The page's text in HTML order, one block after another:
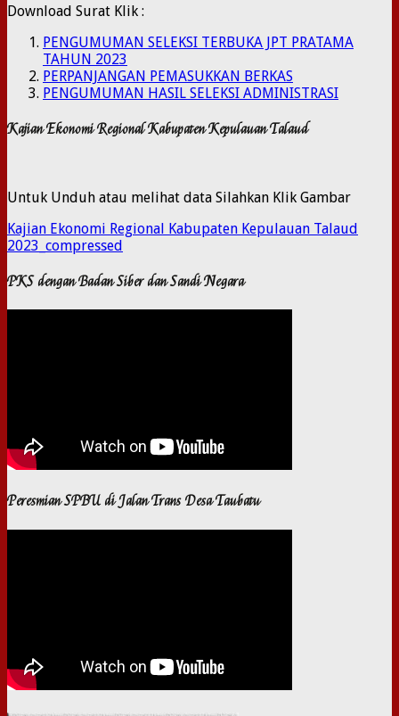
Download Surat Klik :
PENGUMUMAN SELEKSI TERBUKA JPT PRATAMA
TAHUN 2023
PERPANJANGAN PEMASUKKAN BERKAS
PENGUMUMAN HASIL SELEKSI ADMINISTRASI
Kajian Ekonomi Regional Kabupaten Kepulauan Talaud
Untuk Unduh atau melihat data Silahkan Klik Gambar
Kajian Ekonomi Regional Kabupaten Kepulauan Talaud
2023_compressed
PKS dengan Badan Siber dan Sandi Negara
Peresmian SPBU di Jalan Trans Desa Taubatu